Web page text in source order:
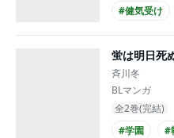
#健気受け
#シュール
#大学生攻め
蛍は明日死
斉川冬
BLマンガ
全2巻(完結)
#学園
#